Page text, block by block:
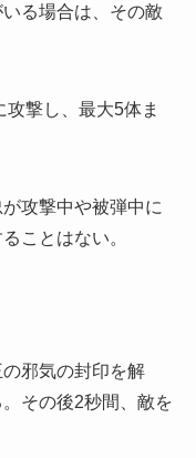
る場合は、その敵
攻撃し、最大5体ま
攻撃中や被弾中に
ことはない。
邪気の封印を解
その後2秒間、敵を